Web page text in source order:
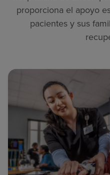
proporciona el apoyo
pacientes y sus